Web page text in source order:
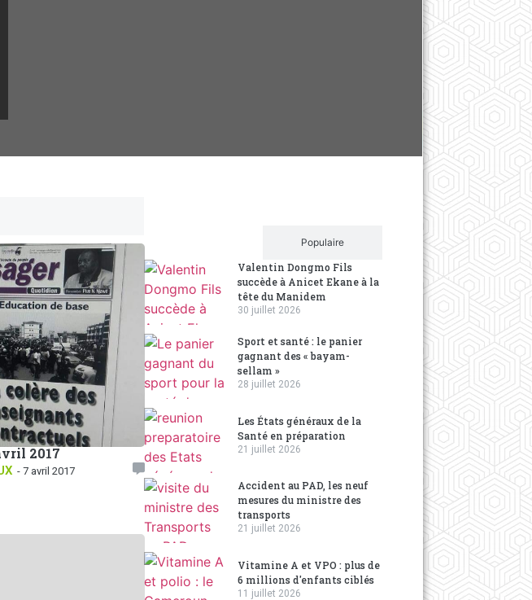
La Une
Le
9 years
2017
- 7 avril 2017
Populaire
Valentin Dongmo Fils
succède à Anicet Ekane à la
tête du Manidem
30 juillet 2026
Sport et santé : le panier
gagnant des « bayam-
sellam »
28 juillet 2026
Les États généraux de la
Santé en préparation
21 juillet 2026
Accident au PAD, les neuf
mesures du ministre des
transports
21 juillet 2026
Vitamine A et VPO : plus de
6 millions d'enfants ciblés
11 juillet 2026